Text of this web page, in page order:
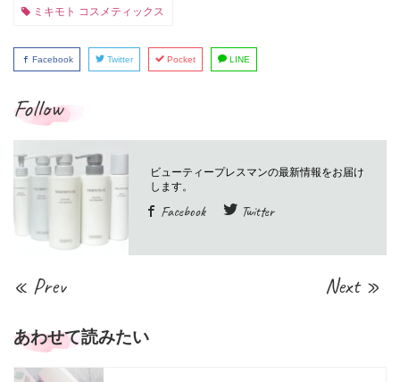
ミキモト コスメティックス
Facebook Twitter Pocket LINE
Follow
Facebook Twitter
« Prev Next »
あわせて読みたい